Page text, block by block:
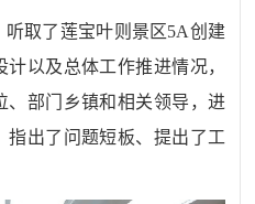
取了莲宝叶则景区5A创建
以及总体工作推进情况，
、部门乡镇和相关领导，进
指出了问题短板、提出了工